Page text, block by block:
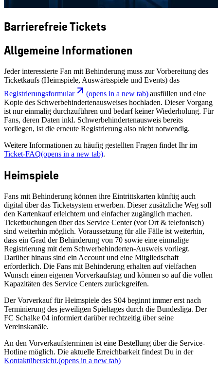
Barrierefreie Tickets
Allgemeine Informationen
Jeder interessierte Fan mit Behinderung muss zur Vorbereitung des
Ticketkaufs (Heimspiele, Auswärtsspiele und Events) das
Registrierungsformular
(opens in a new tab)ausfüllen und eine
Kopie des Schwerbehindertenausweises hochladen. Dieser Vorgang
ist nur einmalig durchzuführen und bedarf keiner Wiederholung. Für
Fans, deren Daten inkl. Schwerbehindertenausweis bereits
vorliegen, ist die erneute Registrierung also nicht notwendig.
Weitere Informationen zu häufig gestellten Fragen findet Ihr im
Ticket-FAQ(opens in a new tab).
Heimspiele
Fans mit Behinderung können ihre Eintrittskarten künftig auch
digital über das Ticketsystem erwerben. Dieser zusätzliche Weg soll
den Kartenkauf erleichtern und einfacher zugänglich machen.
Ticketbuchungen über das Service Center (vor Ort & telefonisch)
sind weiterhin möglich. Voraussetzung für alle Fälle ist weiterhin,
dass ein Grad der Behinderung von 70 sowie eine einmalige
Registrierung mit dem Schwerbehinderten-Ausweis vorliegt.
Darüber hinaus sind ein Account und eine Mitgliedschaft
erforderlich. Die Fans mit Behinderung erhalten auf vielfachen
Wunsch einen eigenen Vorverkaufstag und können so auf die vollen
Kapazitäten des Service Centers zurückgreifen.
Der Vorverkauf für Heimspiele des S04 beginnt immer erst nach
Terminierung des jeweiligen Spieltages durch die Bundesliga. Der
FC Schalke 04 informiert darüber rechtzeitig über seine
Vereinskanäle.
An den Vorverkaufsterminen ist eine Bestellung über die Service-
Hotline möglich. Die aktuelle Erreichbarkeit findest Du in der
Kontaktübersicht.(opens in a new tab)